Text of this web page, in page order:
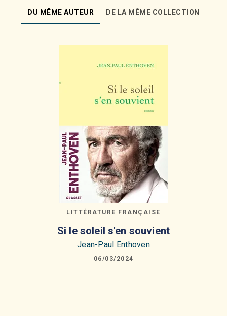
DU MÊME AUTEUR DE LA MÊME COLLECTION
LITTÉRATURE FRANÇAISE
Si le soleil s'en souvient
Jean-Paul Enthoven
06/03/2024